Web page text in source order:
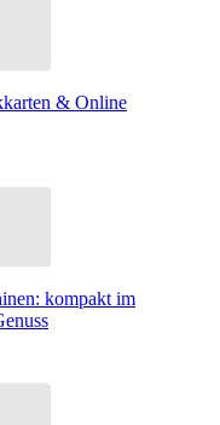
& Online
kompakt im